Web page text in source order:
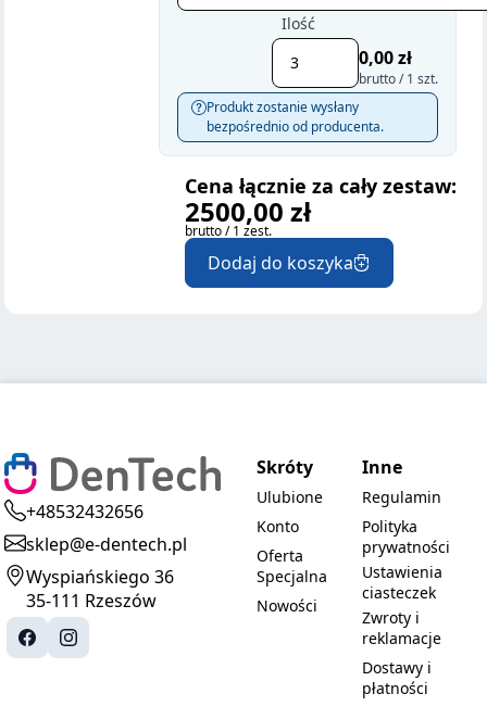
Ilość
0,00 zł
brutto / 1 szt.
Produkt zostanie wysłany
bezpośrednio od producenta.
Cena łącznie za cały zestaw:
2500,00 zł
brutto / 1 zest.
Dodaj do koszyka
+48532432656
sklep@e-dentech.pl
Wyspiańskiego 36
35-111 Rzeszów
Skróty
Ulubione
Konto
Oferta
Specjalna
Nowości
Inne
Regulamin
Polityka
prywatności
Ustawienia
ciasteczek
Zwroty i
reklamacje
Dostawy i
płatności